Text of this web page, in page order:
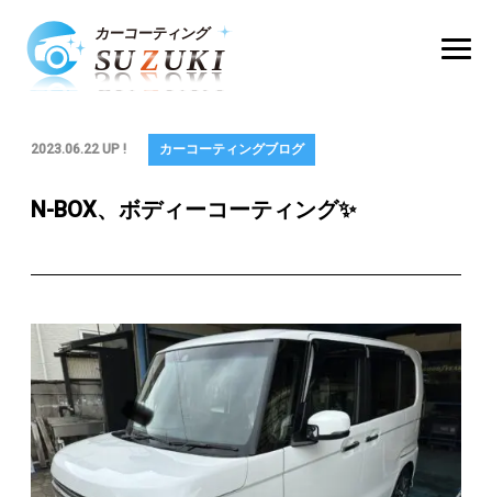
2023.06.22 UP ! カーコーティングブログ
N-BOX、ボディーコーティング✨